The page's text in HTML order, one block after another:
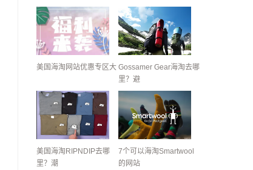
美国海淘网站优惠专区大 Gossamer Gear海淘去哪
里？避
美国海淘RIPNDIP去哪
里？潮
7个可以海淘Smartwool
的网站